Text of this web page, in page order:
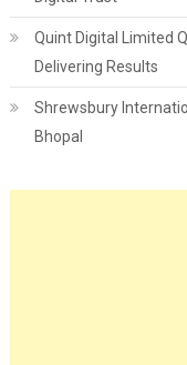
Quint Digital Limited
Delivering Results
Shrewsbury
Bhopal